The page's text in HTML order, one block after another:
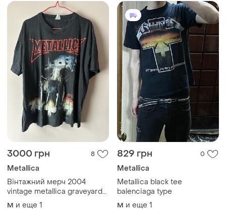
3000 грн 8
Metallica
Вінтажний мерч 2004
vintage metallica graveyard
mask faded black t-shirt
M и еще 1
829 грн 0
Metallica
Metallica black tee
balenciaga type
M и еще 1